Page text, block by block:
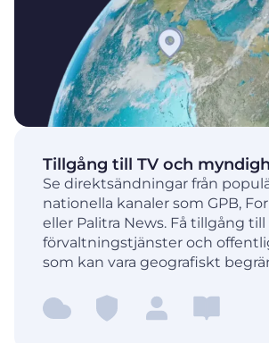
Tillgång till TV och
Se direktsändningar från
nationella kanaler som GPB,
eller Palitra News. Få tillgång till
förvaltningstjänster och
som kan vara geografiskt